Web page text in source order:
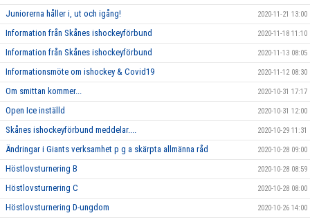
Juniorerna håller i, ut och igång! 2020-11-21 13:00
Information från Skånes ishockeyförbund 2020-11-18 11:10
Information från Skånes ishockeyförbund 2020-11-13 08:05
Informationsmöte om ishockey & Covid19 2020-11-12 08:30
Om smittan kommer... 2020-10-31 17:17
Open Ice inställd 2020-10-31 12:00
Skånes ishockeyförbund meddelar.... 2020-10-29 11:31
Ändringar i Giants verksamhet p g a skärpta allmänna råd 2020-10-28 09:00
Höstlovsturnering B 2020-10-28 08:59
Höstlovsturnering C 2020-10-28 08:00
Höstlovsturnering D-ungdom 2020-10-26 14:00